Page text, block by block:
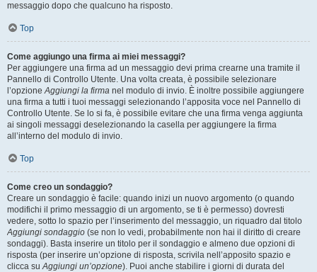
messaggio dopo che qualcuno ha risposto.
Top
Come aggiungo una firma ai miei messaggi?
Per aggiungere una firma ad un messaggio devi prima crearne una tramite il
Pannello di Controllo Utente. Una volta creata, è possibile selezionare
l’opzioneAggiungi la firma nel modulo di invio. È inoltre possibile aggiungere
una firma a tutti i tuoi messaggi selezionando l’apposita voce nel Pannello di
Controllo Utente. Se lo si fa, è possibile evitare che una firma venga aggiunta
ai singoli messaggi deselezionando la casella per aggiungere la firma
all’interno del modulo di invio.
Top
Come creo un sondaggio?
Creare un sondaggio è facile: quando inizi un nuovo argomento (o quando
modifichi il primo messaggio di un argomento, se ti è permesso) dovresti
vedere, sotto lo spazio per l’inserimento del messaggio, un riquadro dal titolo
Aggiungi sondaggio (se non lo vedi, probabilmente non hai il diritto di creare
sondaggi). Basta inserire un titolo per il sondaggio e almeno due opzioni di
risposta (per inserire un’opzione di risposta, scrivila nell’apposito spazio e
clicca suAggiungi un’opzione). Puoi anche stabilire i giorni di durata del